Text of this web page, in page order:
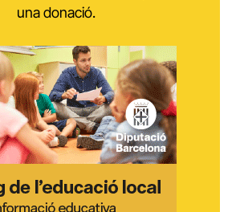
una donació.